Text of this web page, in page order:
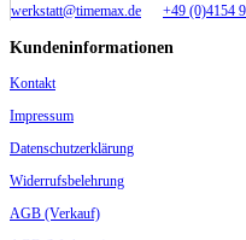
werkstatt@timemax.de +49 (0)4154
Kundeninformationen
Kontakt
Impressum
Datenschutzerklärung
Widerrufsbelehrung
AGB (Verkauf)